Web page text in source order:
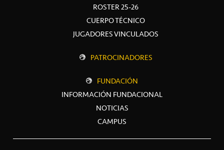
ROSTER 25-26
CUERPO TÉCNICO
JUGADORES VINCULADOS
PATROCINADORES
FUNDACIÓN
INFORMACIÓN FUNDACIONAL
NOTICIAS
CAMPUS